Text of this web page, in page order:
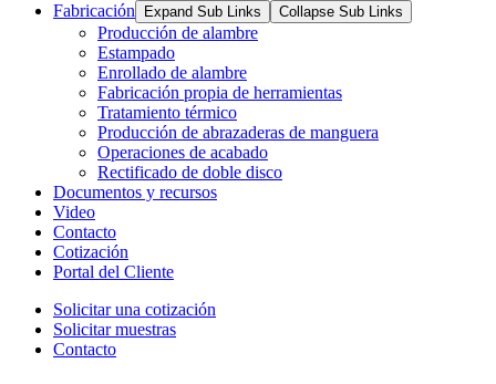
Fabricación
Expand Sub Links Collapse Sub Links
Producción de alambre
Estampado
Enrollado de alambre
Fabricación propia de herramientas
Tratamiento térmico
Producción de abrazaderas de manguera
Operaciones de acabado
Rectificado de doble disco
Documentos y recursos
Video
Contacto
Cotización
Portal del Cliente
Solicitar una cotización
Solicitar muestras
Contacto